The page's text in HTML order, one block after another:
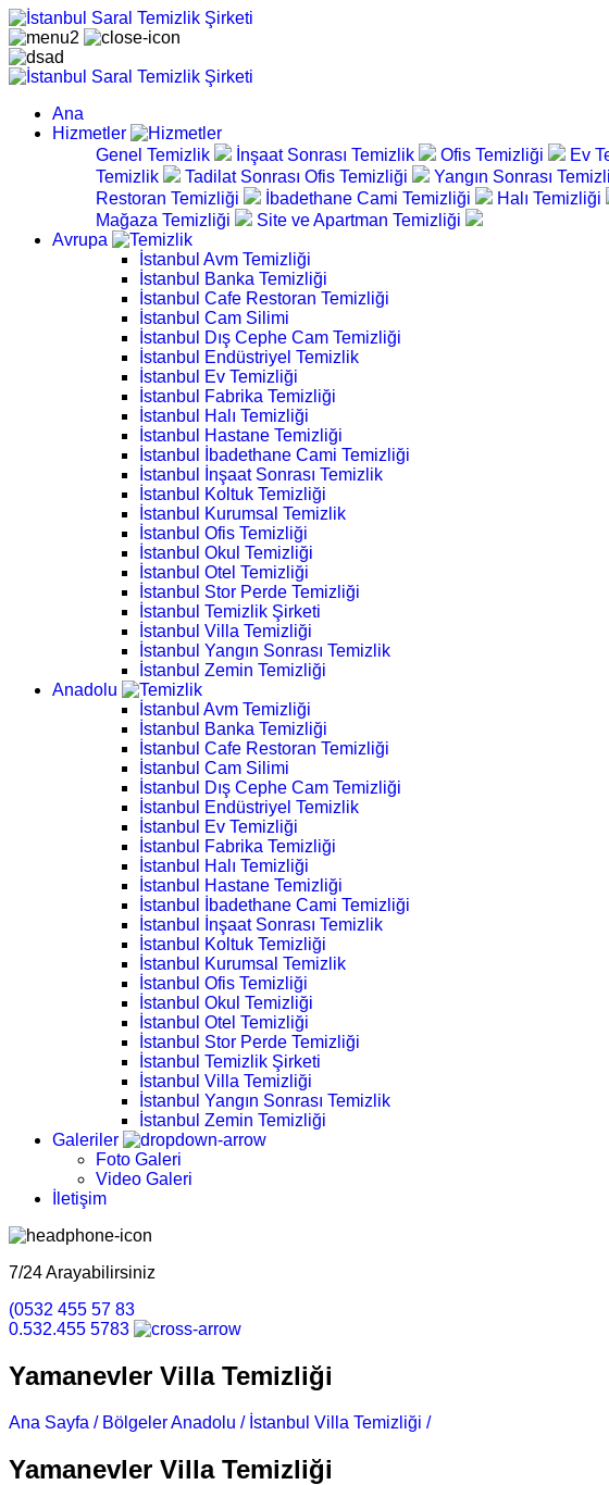
Ana
Hizmetler
Genel Temizlik
İnşaat Sonrası Temizlik Ofis Temizliği Ev
Temizlik
Tadilat Sonrası Ofis Temizliği Yangın Sonrası
Restoran Temizliği
İbadethane Cami Temizliği Halı Temizliği
Mağaza Temizliği
Site ve Apartman Temizliği
Avrupa
İstanbul Avm Temizliği
İstanbul Banka Temizliği
İstanbul Cafe Restoran Temizliği
İstanbul Cam Silimi
İstanbul Dış Cephe Cam Temizliği
İstanbul Endüstriyel Temizlik
İstanbul Ev Temizliği
İstanbul Fabrika Temizliği
İstanbul Halı Temizliği
İstanbul Hastane Temizliği
İstanbul İbadethane Cami Temizliği
İstanbul İnşaat Sonrası Temizlik
İstanbul Koltuk Temizliği
İstanbul Kurumsal Temizlik
İstanbul Ofis Temizliği
İstanbul Okul Temizliği
İstanbul Otel Temizliği
İstanbul Stor Perde Temizliği
İstanbul Temizlik Şirketi
İstanbul Villa Temizliği
İstanbul Yangın Sonrası Temizlik
İstanbul Zemin Temizliği
Anadolu
İstanbul Avm Temizliği
İstanbul Banka Temizliği
İstanbul Cafe Restoran Temizliği
İstanbul Cam Silimi
İstanbul Dış Cephe Cam Temizliği
İstanbul Endüstriyel Temizlik
İstanbul Ev Temizliği
İstanbul Fabrika Temizliği
İstanbul Halı Temizliği
İstanbul Hastane Temizliği
İstanbul İbadethane Cami Temizliği
İstanbul İnşaat Sonrası Temizlik
İstanbul Koltuk Temizliği
İstanbul Kurumsal Temizlik
İstanbul Ofis Temizliği
İstanbul Okul Temizliği
İstanbul Otel Temizliği
İstanbul Stor Perde Temizliği
İstanbul Temizlik Şirketi
İstanbul Villa Temizliği
İstanbul Yangın Sonrası Temizlik
İstanbul Zemin Temizliği
Galeriler
Foto Galeri
Video Galeri
İletişim
7/24 Arayabilirsiniz
(0532 455 57 83
0.532.455 5783
Yamanevler Villa Temizliği
Ana Sayfa / Bölgeler Anadolu / İstanbul Villa Temizliği /
Yamanevler Villa Temizliği